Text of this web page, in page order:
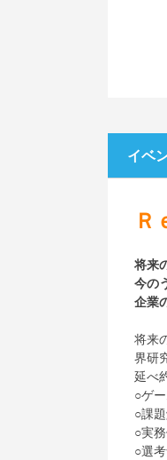
イベ
Ｒ
将来
今の
企業
将来
界研
延べ
○ゲ
○課
○実
○選